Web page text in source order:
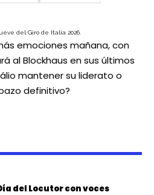
del Giro de Italia 2026.
emociones mañana, con
al Blockhaus en sus últimos
mantener su liderato o
definitivo?
del Locutor con voces